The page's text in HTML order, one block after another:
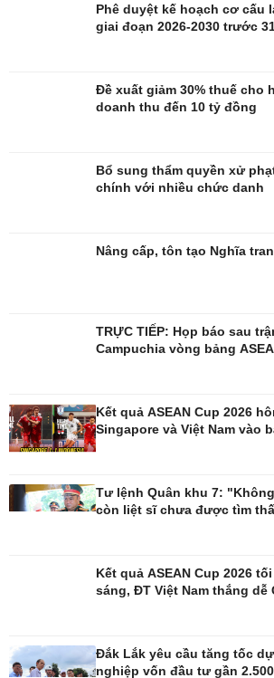
Tình yêu - Gia đình
Sân
Văn học
Nghệ sĩ
Thời trang
Tư vấn
Săn Tour
Phê duyệt kế hoạch cơ cấu
giai đoạn 2026-2030 trước
Đề xuất giảm 30% thuế cho
doanh thu đến 10 tỷ đồng
Bổ sung thẩm quyền xử
chính với nhiều chức danh
Nâng cấp, tôn tạo Nghĩa
TRỰC TIẾP: Họp báo sau
Campuchia vòng bảng
Kết quả ASEAN Cup 2026
Singapore và Việt Nam vào
Tư lệnh Quân khu 7:
còn liệt sĩ chưa được tìm
Kết quả ASEAN Cup 2026
sáng, ĐT Việt Nam thắng dễ
Đắk Lắk yêu cầu tăng tốc
nghiệp vốn đầu tư gần